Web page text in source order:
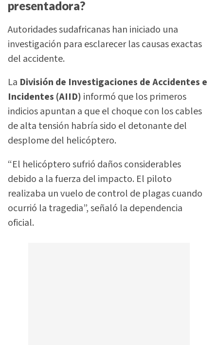
presentadora?
Autoridades sudafricanas han iniciado una
investigación para esclarecer las causas exactas
del accidente.
La División de Investigaciones de Accidentes e
Incidentes (AIID) informó que los primeros
indicios apuntan a que el choque con los cables
de alta tensión habría sido el detonante del
desplome del helicóptero.
“El helicóptero sufrió daños considerables
debido a la fuerza del impacto. El piloto
realizaba un vuelo de control de plagas cuando
ocurrió la tragedia”, señaló la dependencia
oficial.